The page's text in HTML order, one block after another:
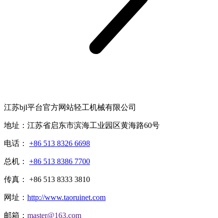
江苏bjl平台官方网站轻工机械有限公司
地址：江苏省启东市滨海工业园区黄海路60号
电话： +86 513 8326 6698
总机： +86 513 8386 7700
传真： +86 513 8333 3810
网址： http://www.taoruinet.com
邮箱： master@163.com